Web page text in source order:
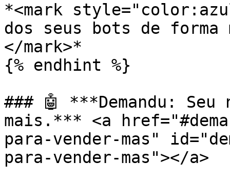
*<mark
dos seus bots de forma
</mark>*
{% endhint %}
### 🤖 ***Demandu:
mais.*** <a
para-vender-mas"
para-vender-mas"></a>